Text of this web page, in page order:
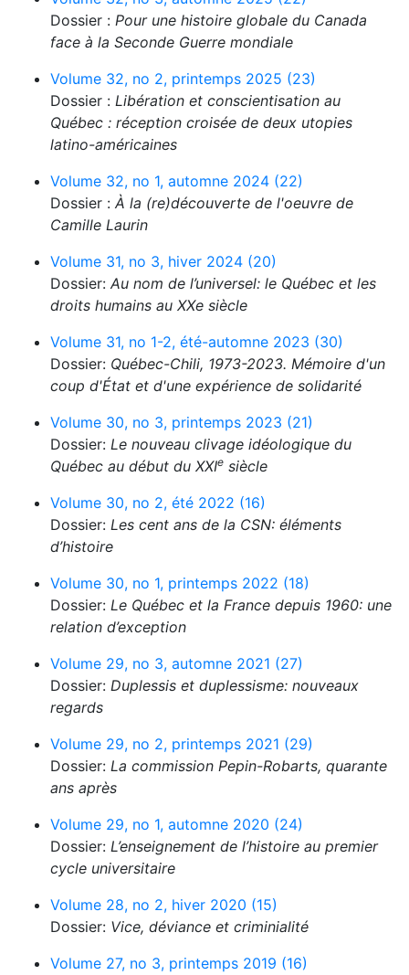
Dossier : Pour une histoire globale du Canada
face à la Seconde Guerre mondiale
Volume 32, no 2, printemps 2025 (23)
Dossier : Libération et conscientisation au
Québec : réception croisée de deux utopies
latino-américaines
Volume 32, no 1, automne 2024 (22)
Dossier : À la (re)découverte de l'oeuvre de
Camille Laurin
Volume 31, no 3, hiver 2024 (20)
Dossier: Au nom de l’universel: le Québec et les
droits humains au XXe siècle
Volume 31, no 1-2, été-automne 2023 (30)
Dossier: Québec-Chili, 1973-2023. Mémoire d'un
coup d'État et d'une expérience de solidarité
Volume 30, no 3, printemps 2023 (21)
Dossier: Le nouveau clivage idéologique du
Québec au début du XXIe siècle
Volume 30, no 2, été 2022 (16)
Dossier: Les cent ans de la CSN: éléments
d’histoire
Volume 30, no 1, printemps 2022 (18)
Dossier: Le Québec et la France depuis 1960: une
relation d’exception
Volume 29, no 3, automne 2021 (27)
Dossier: Duplessis et duplessisme: nouveaux
regards
Volume 29, no 2, printemps 2021 (29)
Dossier: La commission Pepin-Robarts, quarante
ans après
Volume 29, no 1, automne 2020 (24)
Dossier: L’enseignement de l’histoire au premier
cycle universitaire
Volume 28, no 2, hiver 2020 (15)
Dossier: Vice, déviance et criminialité
Volume 27, no 3, printemps 2019 (16)